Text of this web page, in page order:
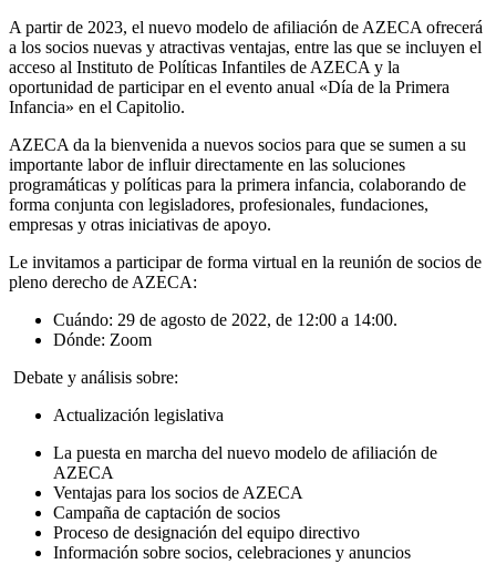
A partir de 2023, el nuevo modelo de afiliación de AZECA ofrecerá
a los socios nuevas y atractivas ventajas, entre las que se incluyen el
acceso al Instituto de Políticas Infantiles de AZECA y la
oportunidad de participar en el evento anual «Día de la Primera
Infancia» en el Capitolio.
AZECA da la bienvenida a nuevos socios para que se sumen a su
importante labor de influir directamente en las soluciones
programáticas y políticas para la primera infancia, colaborando de
forma conjunta con legisladores, profesionales, fundaciones,
empresas y otras iniciativas de apoyo.
Le invitamos a participar de forma virtual en la reunión de socios de
pleno derecho de AZECA:
Cuándo: 29 de agosto de 2022, de 12:00 a 14:00.
Dónde: Zoom
Debate y análisis sobre:
Actualización legislativa
La puesta en marcha del nuevo modelo de afiliación de
AZECA
Ventajas para los socios de AZECA
Campaña de captación de socios
Proceso de designación del equipo directivo
Información sobre socios, celebraciones y anuncios